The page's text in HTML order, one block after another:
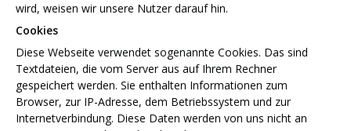
wird, weisen wir unsere Nutzer darauf hin.
Cookies
Diese Webseite verwendet sogenannte Cookies. Das sind
Textdateien, die vom Server aus auf Ihrem Rechner
gespeichert werden. Sie enthalten Informationen zum
Browser, zur IP-Adresse, dem Betriebssystem und zur
Internetverbindung. Diese Daten werden von uns nicht an